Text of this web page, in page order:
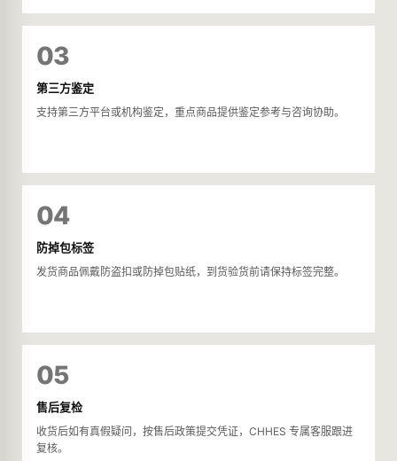
03
第三方鉴定
支持第三方平台或机构鉴定，重点商品提供鉴定参考与咨询协助。
04
防掉包标签
发货商品佩戴防盗扣或防掉包贴纸，到货验货前请保持标签完整。
05
售后复检
收货后如有真假疑问，按售后政策提交凭证，CHHES 专属客服跟进
复核。